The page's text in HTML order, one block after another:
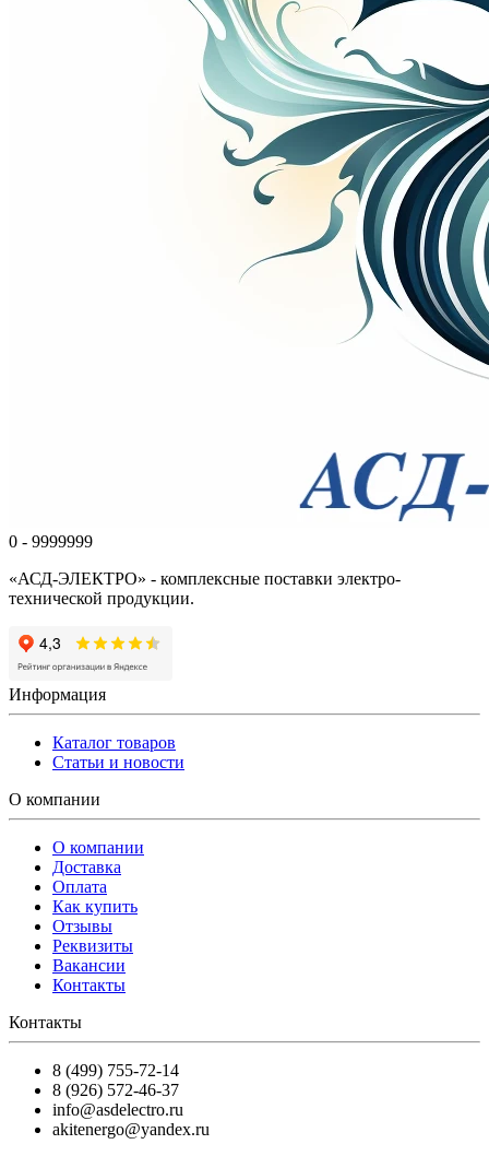
0 - 9999999
«АСД-ЭЛЕКТРО» - комплексные поставки электро-
технической продукции.
Информация
Каталог товаров
Статьи и новости
О компании
О компании
Доставка
Оплата
Как купить
Отзывы
Реквизиты
Вакансии
Контакты
Контакты
8 (499) 755-72-14
8 (926) 572-46-37
info@asdelectro.ru
akitenergo@yandex.ru